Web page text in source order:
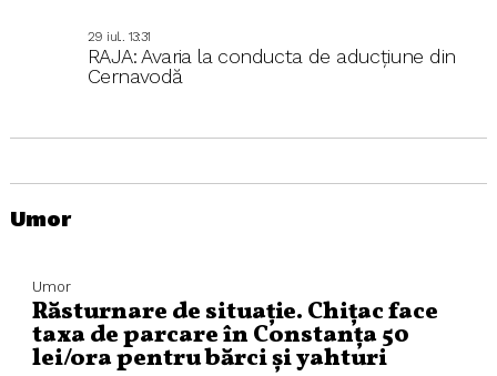
29 iul.. 13:31
RAJA: Avaria la conducta de aducțiune din
Cernavodă
Umor
Umor
Răsturnare de situație. Chițac face
taxa de parcare în Constanța 50
lei/ora pentru bărci și yahturi